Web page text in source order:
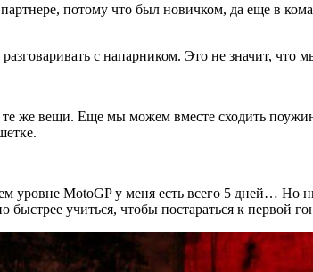
потому что был новичком, да еще в
с напарником. Это не значит, что
же вещи. Еще мы можем вместе сходить
уровне MotoGP у меня есть всего 5 дней… Но
учиться, чтобы постараться к первой